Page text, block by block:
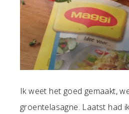
Ik weet het goed gemaakt,
groentelasagne. Laatst had